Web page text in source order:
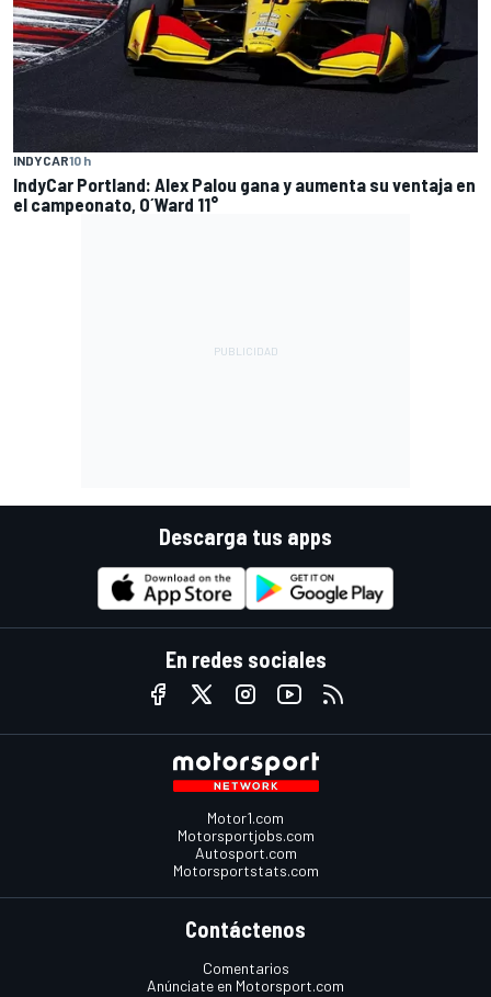
INDYCAR10 h
IndyCar Portland: Alex Palou gana y aumenta su ventaja en
el campeonato, O´Ward 11°
Descarga tus apps
En redes sociales
Motor1.com
Motorsportjobs.com
Autosport.com
Motorsportstats.com
Contáctenos
Comentarios
Anúnciate en Motorsport.com